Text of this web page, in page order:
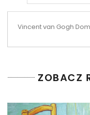
Vincent van Gogh
ZOBACZ